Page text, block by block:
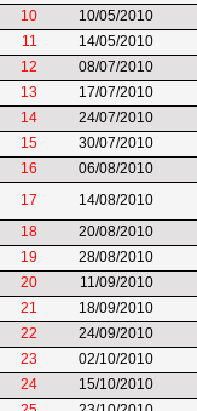
10
10/05/2010
11
14/05/2010
12
08/07/2010
13
17/07/2010
14
24/07/2010
15
30/07/2010
16
06/08/2010
17
14/08/2010
18
20/08/2010
19
28/08/2010
20
11/09/2010
21
18/09/2010
22
24/09/2010
23
02/10/2010
24
15/10/2010